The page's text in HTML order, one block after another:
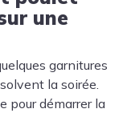
une
garnitures
la soirée.
pour démarrer la